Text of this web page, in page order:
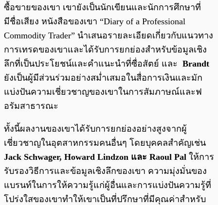
ซื้อขายของเขา เขายังเป็นนักเขียนและนักการศึกษาที่
มีชื่อเสียง หนังสือของเขา “Diary of a Professional
Commodity Trader” นำเสนอรายละเอียดเกี่ยวกับแนวทาง
การเทรดของเขาและได้รับการยกย่องสำหรับข้อมูลเชิง
ลึกที่เป็นประโยชน์และคำแนะนำที่ซื่อสัตย์ และ Brandt
ยังเป็นผู้มีส่วนร่วมอย่างสม่ำเสมอในสื่อการเงินและมัก
แบ่งปันความเชี่ยวชาญของเขาในการสัมภาษณ์และฟ
อรัมสาธารณะ
ทั้งนี้ผลงานของเขาได้รับการยกย่องอย่างสูงจากผู้
เชี่ยวชาญในอุตสาหกรรมคนอื่นๆ โดยบุคคลสำคัญเช่น
Jack Schwager, Howard Lindzon และ Raoul Pal ให้การ
รับรองวิธีการและข้อมูลเชิงลึกของเขา ความมุ่งมั่นของ
แบรนท์ในการให้ความรู้แก่ผู้อื่นและการแบ่งปันความรู้ที่
โปร่งใสของเขาทำให้เขาเป็นที่ปรึกษาที่มีคุณค่าสำหรับ